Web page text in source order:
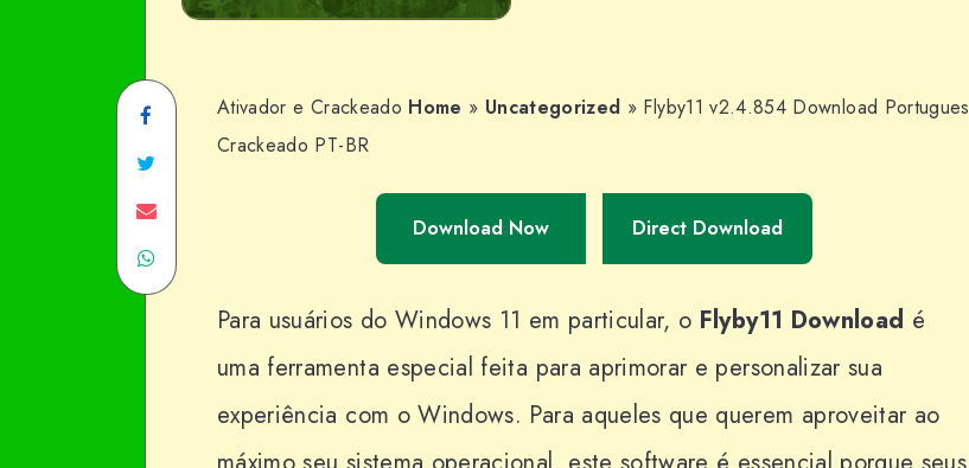
Share
on
Facebook
Share
on
Twitter
Share
Share
Ativador e Crackeado Home » Uncategorized » Flyby11 v2.4.854 Download Portugues
Crackeado PT-BR
Download Now Direct Download
Para usuários do Windows 11 em particular, o Flyby11 Download é
uma ferramenta especial feita para aprimorar e personalizar sua
experiência com o Windows. Para aqueles que querem aproveitar ao